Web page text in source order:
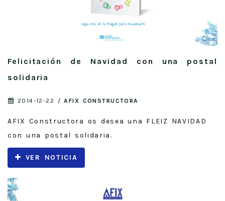
Felicitación de Navidad con una postal
solidaria
2014-12-22 / AFIX CONSTRUCTORA
AFIX Constructora os desea una FLEIZ NAVIDAD
con una postal solidaria.
VER NOTICIA